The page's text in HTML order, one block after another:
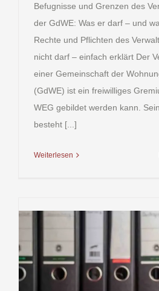
Befugnisse und Grenzen des
der GdWE: Was er darf – und
Rechte und Pflichten des
nicht darf – einfach erklärt Der
einer Gemeinschaft der
(GdWE) ist ein freiwilliges
WEG gebildet werden kann.
besteht [...]
Weiterlesen